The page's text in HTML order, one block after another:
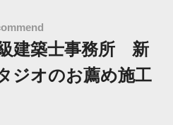
建築士事務所 新
ジオのお薦め施工